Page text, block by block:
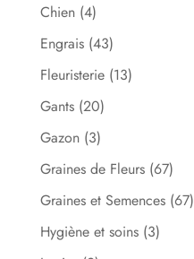
Chien (4)
Engrais (43)
Fleuristerie (13)
Gants (20)
Gazon (3)
Graines de Fleurs (67)
Graines et Semences (67)
Hygiène et soins (3)